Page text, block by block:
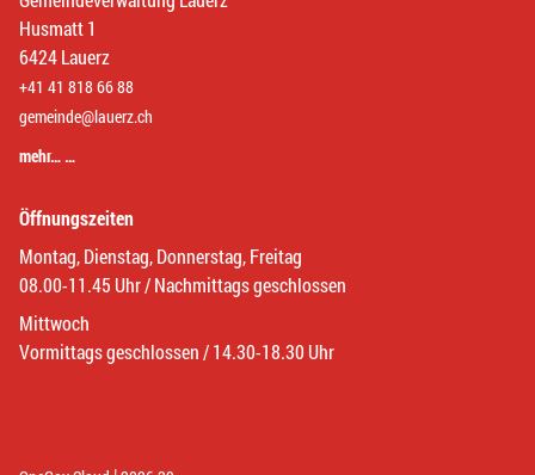
Husmatt 1
6424 Lauerz
+41 41 818 66 88
gemeinde@lauerz.ch
mehr… …
Öffnungszeiten
Montag, Dienstag, Donnerstag, Freitag
08.00-11.45 Uhr / Nachmittags geschlossen
Mittwoch
Vormittags geschlossen / 14.30-18.30 Uhr